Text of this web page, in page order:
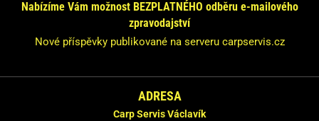
Nabízíme Vám možnost BEZPLATNÉHO odběru e-mailového
zpravodajství
Nové příspěvky publikované na serveru carpservis.cz
ADRESA
Carp Servis Václavík